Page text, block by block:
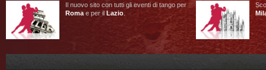
Il nuovo sito con tutti gli eventi di tango per
Roma e per il Lazio